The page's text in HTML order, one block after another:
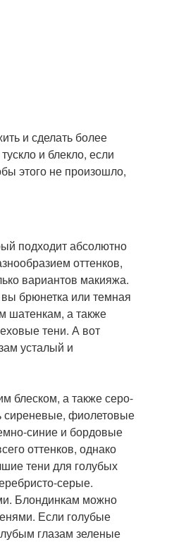
и сделать более
и блекло, если
этого не произошло,
подходит абсолютно
оттенков,
вариантов макияжа.
брюнетка или темная
шатенкам, а также
тени. А вот
усталый и
блеском, а также серо-
сиреневые, фиолетовые
синие и бордовые
оттенков, однако
тени для голубых
серые.
Блондинкам можно
Если голубые
глазам зеленые